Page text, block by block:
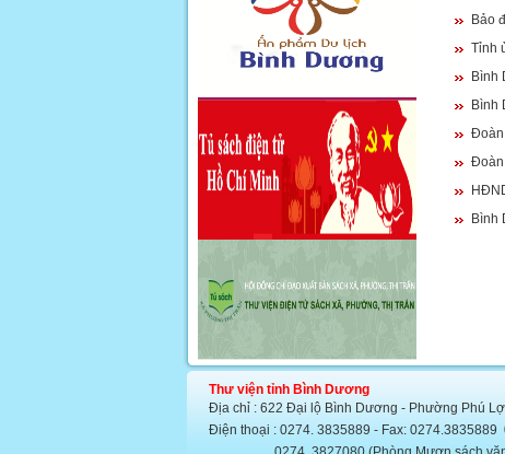
Bảo
Tỉnh
Bình
Bình
Đoàn
Đoàn
Bình
Thư viện tỉnh Bình Dương
Địa chỉ : 622 Đại lộ Bình Dương - Phường Phú
Điện thoại : 0274. 3835889 - Fax: